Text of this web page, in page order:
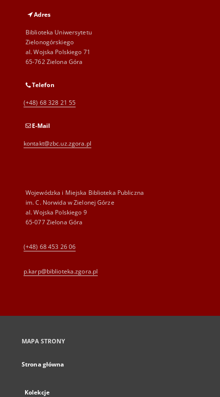
Adres
Biblioteka Uniwersytetu
Zielonogórskiego
al. Wojska Polskiego 71
65-762 Zielona Góra
Telefon
(+48) 68 328 21 55
E-Mail
kontakt@zbc.uz.zgora.pl
Wojewódzka i Miejska Biblioteka Publiczna
im. C. Norwida w Zielonej Górze
al. Wojska Polskiego 9
65-077 Zielona Góra
(+48) 68 453 26 06
p.karp@biblioteka.zgora.pl
MAPA STRONY
Strona główna
Kolekcje